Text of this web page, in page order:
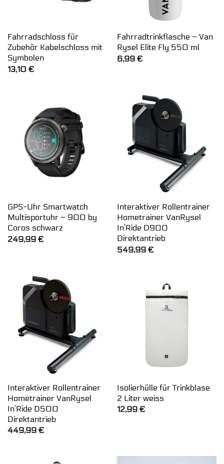
Fahrradschloss für
Zubehör Kabelschloss mit
Symbolen
13,10 €
Fahrradtrinkflasche – Van
Rysel Elite Fly 550 ml
6,99 €
GPS-Uhr Smartwatch
Multisportuhr – 900 by
Coros schwarz
249,99 €
Interaktiver Rollentrainer
Hometrainer VanRysel
In’Ride D900
Direktantrieb
549,99 €
Interaktiver Rollentrainer
Hometrainer VanRysel ​
In’Ride D500
Direktantrieb
449,99 €
Isolierhülle für Trinkblase
2 Liter weiss
12,99 €